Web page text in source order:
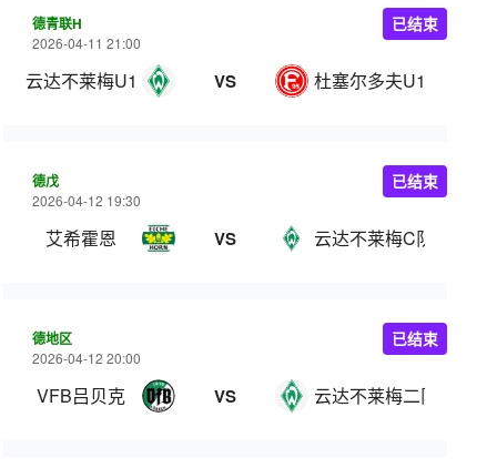
德青联H
2026-04-11 21:00
云达不莱梅U19 VS 杜塞尔多夫U19
已结束
德戊
2026-04-12 19:30
艾希霍恩 VS 云达不莱梅C队
已结束
德地区
2026-04-12 20:00
VFB吕贝克 VS 云达不莱梅二队
已结束